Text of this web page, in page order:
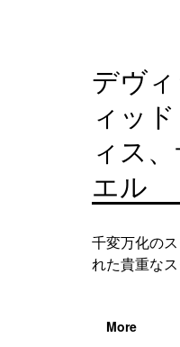
デヴ
ィッ
ィス
エル
千変万化の
れた貴重な
More